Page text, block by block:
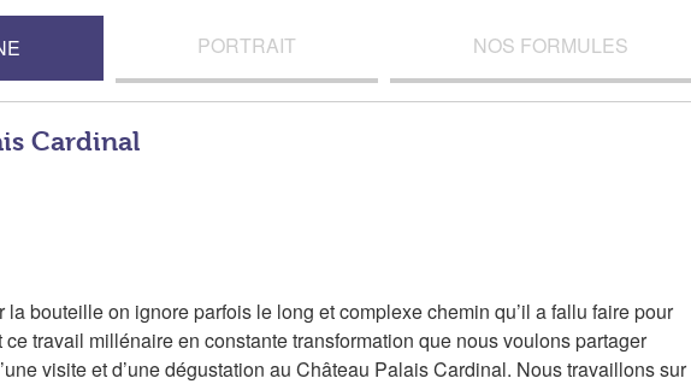
PORTRAIT NOS FORMULES
Cardinal
la bouteille on ignore parfois le long et complexe chemin qu’il a fallu faire pour
ce travail millénaire en constante transformation que nous voulons partager
visite et d’une dégustation au Château Palais Cardinal. Nous travaillons sur